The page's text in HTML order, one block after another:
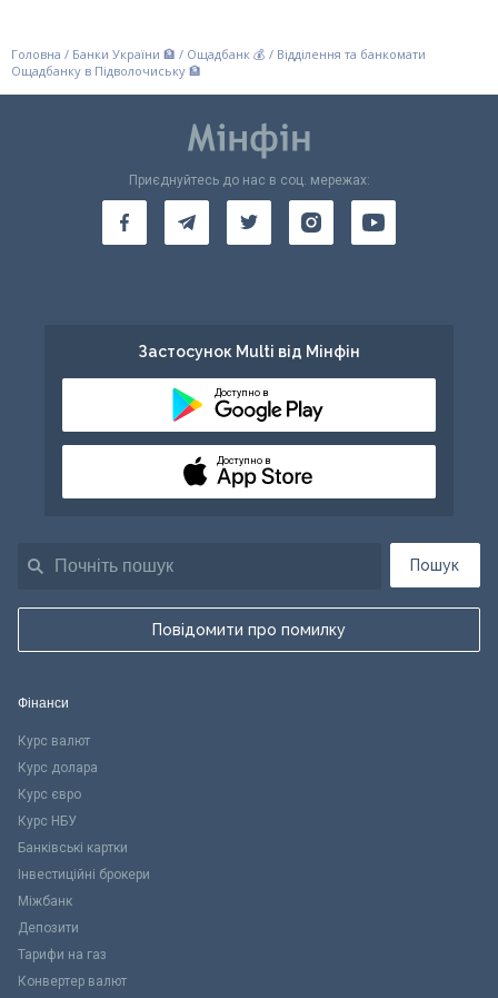
Головна / Банки України 🏦 / Ощадбанк 💰 / Відділення та банкомати
Ощадбанку в Підволочиську 🏦
Пошук
Повідомити про помилку
Приєднуйтесь до нас в соц. мережах:
Застосунок Multi від Мінфін
Доступно в
Доступно в
Фінанси
Курс валют
Курс долара
Курс євро
Курс НБУ
Банківські картки
Інвестиційні брокери
Міжбанк
Депозити
Тарифи на газ
Конвертер валют